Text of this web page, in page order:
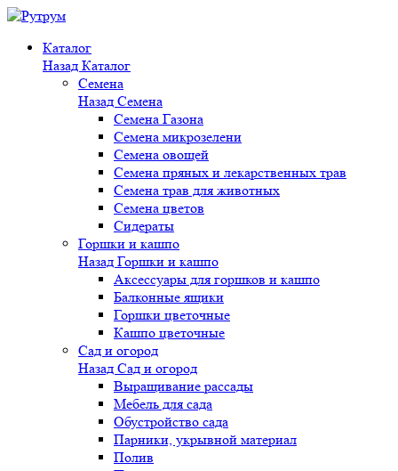
Каталог
Назад Каталог
Семена
Назад Семена
Семена Газона
Семена микрозелени
Семена овощей
Семена пряных и лекарственных трав
Семена трав для животных
Семена цветов
Сидераты
Горшки и кашпо
Назад Горшки и кашпо
Аксессуары для горшков и кашпо
Балконные ящики
Горшки цветочные
Кашпо цветочные
Сад и огород
Назад Сад и огород
Выращивание рассады
Мебель для сада
Обустройство сада
Парники, укрывной материал
Полив